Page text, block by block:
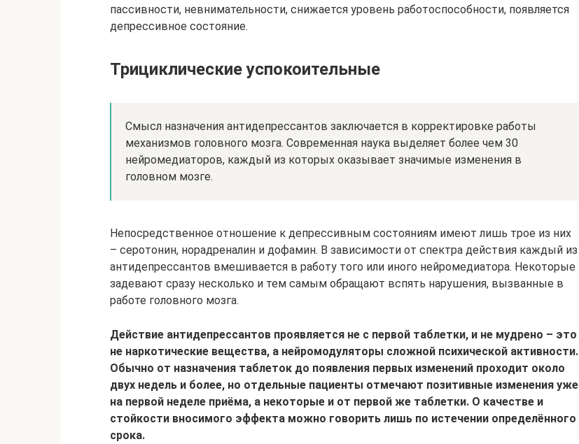
пассивности, невнимательности, снижается уровень работоспособности, появляется
депрессивное состояние.
Трициклические успокоительные
Смысл назначения антидепрессантов заключается в корректировке работы
механизмов головного мозга. Современная наука выделяет более чем 30
нейромедиаторов, каждый из которых оказывает значимые изменения в
головном мозге.
Непосредственное отношение к депрессивным состояниям имеют лишь трое из них
– серотонин, норадреналин и дофамин. В зависимости от спектра действия каждый из
антидепрессантов вмешивается в работу того или иного нейромедиатора. Некоторые
задевают сразу несколько и тем самым обращают вспять нарушения, вызванные в
работе головного мозга.
Действие антидепрессантов проявляется не с первой таблетки, и не мудрено – это
не наркотические вещества, а нейромодуляторы сложной психической активности.
Обычно от назначения таблеток до появления первых изменений проходит около
двух недель и более, но отдельные пациенты отмечают позитивные изменения уже
на первой неделе приёма, а некоторые и от первой же таблетки. О качестве и
стойкости вносимого эффекта можно говорить лишь по истечении определённого
срока.